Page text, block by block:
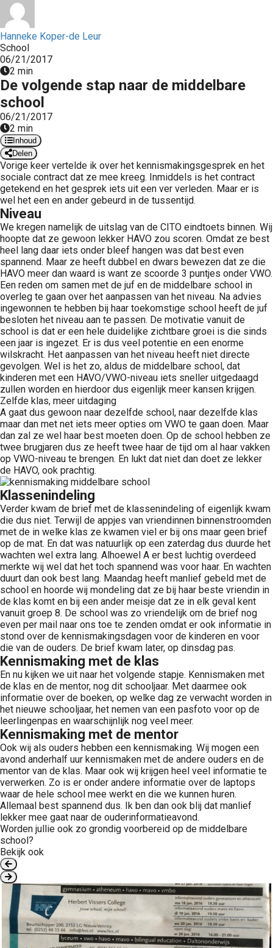
Hanneke Koper-de Leur
School
06/21/2017
2 min
De volgende stap naar de middelbare
school
06/21/2017
2 min
Inhoud
Delen
Vorige keer vertelde ik over het kennismakingsgesprek en het
sociale contract dat ze mee kreeg. Inmiddels is het contract
getekend en het gesprek iets uit een ver verleden. Maar er is
wel het een en ander gebeurd in de tussentijd.
Niveau
We kregen namelijk de uitslag van de CITO eindtoets binnen. Wij
hoopte dat ze gewoon lekker HAVO zou scoren. Omdat ze best
heel lang daar iets onder bleef hangen was dat best even
spannend. Maar ze heeft dubbel en dwars bewezen dat ze die
HAVO meer dan waard is want ze scoorde 3 puntjes onder VWO.
Een reden om samen met de juf en de middelbare school in
overleg te gaan over het aanpassen van het niveau. Na advies
ingewonnen te hebben bij haar toekomstige school heeft de juf
besloten het niveau aan te passen. De motivatie vanuit de
school is dat er een hele duidelijke zichtbare groei is die sinds
een jaar is ingezet. Er is dus veel potentie en een enorme
wilskracht. Het aanpassen van het niveau heeft niet directe
gevolgen. Wel is het zo, aldus de middelbare school, dat
kinderen met een HAVO/VWO-niveau iets sneller uitgedaagd
zullen worden en hierdoor dus eigenlijk meer kansen krijgen.
Zelfde klas, meer uitdaging
A gaat dus gewoon naar dezelfde school, naar dezelfde klas
maar dan met net iets meer opties om VWO te gaan doen. Maar
dan zal ze wel haar best moeten doen. Op de school hebben ze
twee brugjaren dus ze heeft twee haar de tijd om al haar vakken
op VWO-niveau te brengen. En lukt dat niet dan doet ze lekker
de HAVO, ook prachtig.
Klassenindeling
Verder kwam de brief met de klassenindeling of eigenlijk kwam
die dus niet. Terwijl de appjes van vriendinnen binnenstroomden
met de in welke klas ze kwamen viel er bij ons maar geen brief
op de mat. En dat was natuurlijk op een zaterdag dus duurde het
wachten wel extra lang. Alhoewel A er best luchtig overdeed
merkte wij wel dat het toch spannend was voor haar. En wachten
duurt dan ook best lang. Maandag heeft manlief gebeld met de
school en hoorde wij mondeling dat ze bij haar beste vriendin in
de klas komt en bij een ander meisje dat ze in elk geval kent
vanuit groep 8. De school was zo vriendelijk om de brief nog
even per mail naar ons toe te zenden omdat er ook informatie in
stond over de kennismakingsdagen voor de kinderen en voor
die van de ouders. De brief kwam later, op dinsdag pas.
Kennismaking met de klas
En nu kijken we uit naar het volgende stapje. Kennismaken met
de klas en de mentor, nog dit schooljaar. Met daarmee ook
informatie over de boeken, op welke dag ze verwacht worden in
het nieuwe schooljaar, het nemen van een pasfoto voor op de
leerlingenpas en waarschijnlijk nog veel meer.
Kennismaking met de mentor
Ook wij als ouders hebben een kennismaking. Wij mogen een
avond anderhalf uur kennismaken met de andere ouders en de
mentor van de klas. Maar ook wij krijgen heel veel informatie te
verwerken. Zo is er onder andere informatie over de laptops
waar de hele school mee werkt en die we kunnen huren.
Allemaal best spannend dus. Ik ben dan ook blij dat manlief
lekker mee gaat naar de ouderinformatieavond.
Worden jullie ook zo grondig voorbereid op de middelbare
school?
Bekijk ook
de
Hierdoor
website-
van